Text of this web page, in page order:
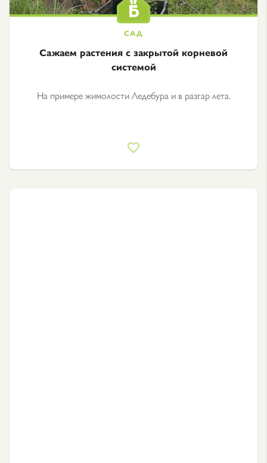
Сажаем растения с закрытой корневой
системой
На примере жимолости Ледебура и в разгар лета.